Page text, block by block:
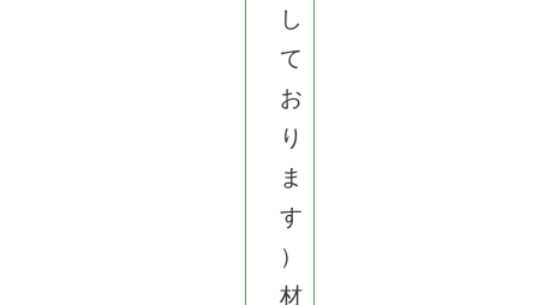
し
て
お
り
ま
す
）
材